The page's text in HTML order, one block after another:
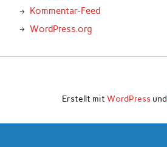
Kommentar-Feed
WordPress.org
Erstellt mit WordPressund